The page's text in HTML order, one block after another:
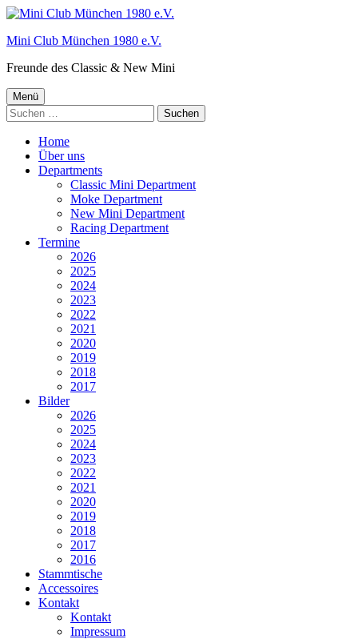
Springe
Inhalt
Mini Club München 1980 e.V.
Freunde des Classic & New Mini
Primäres
Menü
Menü
Suchen
nach:
Home
Über uns
Departments
Classic Mini Department
Moke Department
New Mini Department
Racing Department
Termine
2026
2025
2024
2023
2022
2021
2020
2019
2018
2017
Bilder
2026
2025
2024
2023
2022
2021
2020
2019
2018
2017
2016
Stammtische
Accessoires
Kontakt
Kontakt
Impressum